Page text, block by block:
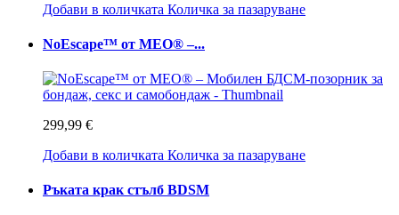
Добави в количката Количка за пазаруване
NoEscape™ от MEO® –...
299,99 €
Добави в количката Количка за пазаруване
Ръката крак стълб BDSM